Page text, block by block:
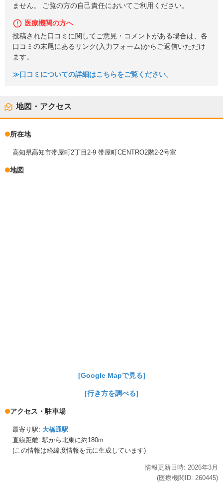
ません。 ご覧の方の自己責任においてご利用ください。
医療機関の方へ
投稿された口コミに関してご意見・コメントがある場合は、各
口コミの末尾にあるリンク(入力フォーム)からご返信いただけ
ます。
≫口コミについての詳細はこちらをご覧ください。
地図・アクセス
所在地
高知県高知市帯屋町2丁目2-9 帯屋町CENTRO2階2-2号室
地図
[Google Mapで見る]
[行き方を調べる]
アクセス・駐車場
最寄り駅: 大橋通駅
直線距離: 駅から北東に約180m
(この情報は経緯度情報を元に生成しています)
情報更新日時: 2026年3月
(医療機関ID: 260445)